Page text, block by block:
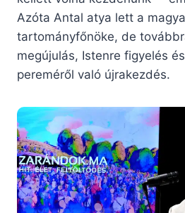
Azóta Antal atya lett a
tartományfőnöke, de
megújulás, Istenre figyelés
pereméről való újrakezdés.